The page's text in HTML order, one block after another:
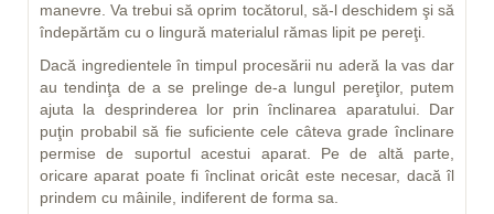
manevre. Va trebui să oprim tocătorul, să-l deschidem şi să
îndepărtăm cu o lingură materialul rămas lipit pe pereţi.
Dacă ingredientele în timpul procesării nu aderă la vas dar
au tendinţa de a se prelinge de-a lungul pereţilor, putem
ajuta la desprinderea lor prin înclinarea aparatului. Dar
puţin probabil să fie suficiente cele câteva grade înclinare
permise de suportul acestui aparat. Pe de altă parte,
oricare aparat poate fi înclinat oricât este necesar, dacă îl
prindem cu mâinile, indiferent de forma sa.